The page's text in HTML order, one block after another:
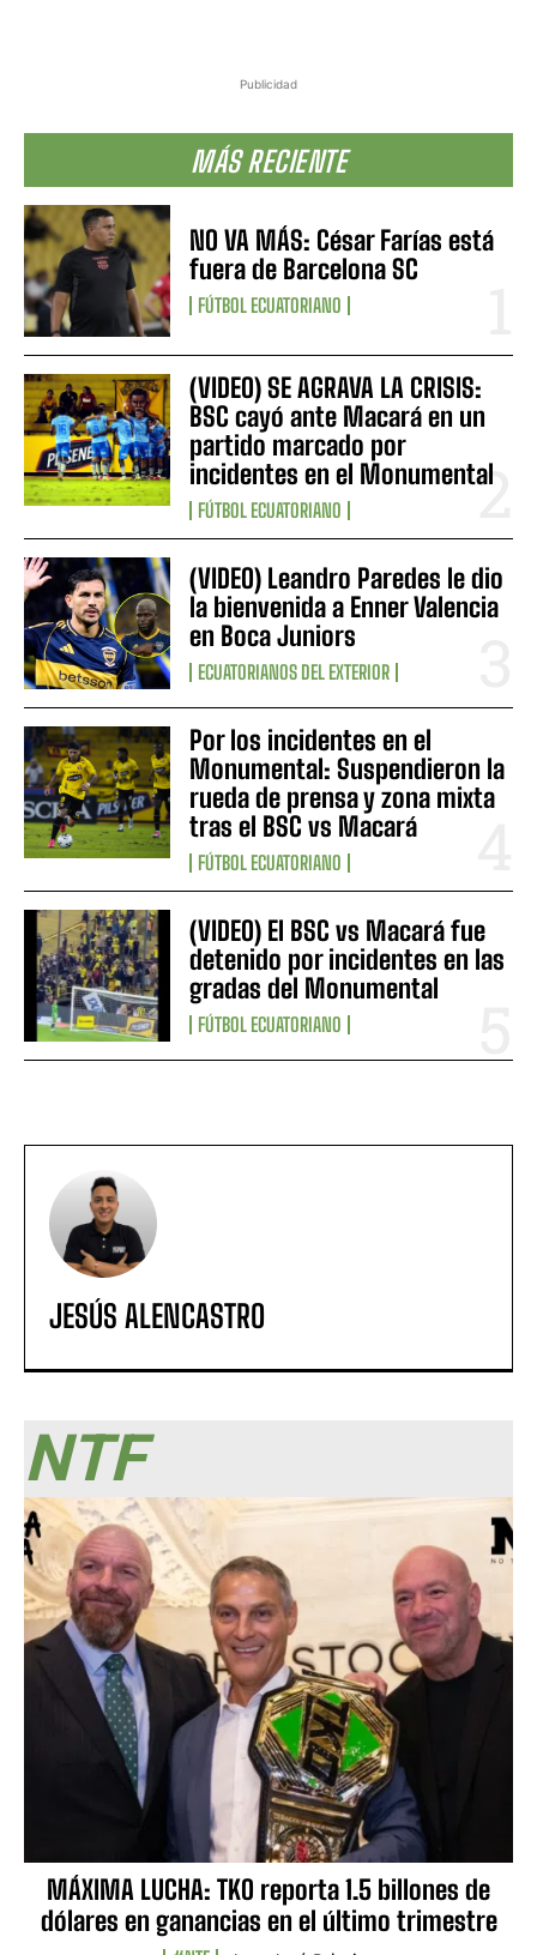
Publicidad
MÁS RECIENTE
NO VA MÁS: César Farías está
fuera de Barcelona SC
FÚTBOL ECUATORIANO
(VIDEO) SE AGRAVA LA CRISIS:
BSC cayó ante Macará en un
partido marcado por
incidentes en el Monumental
FÚTBOL ECUATORIANO
(VIDEO) Leandro Paredes le dio
la bienvenida a Enner Valencia
en Boca Juniors
ECUATORIANOS DEL EXTERIOR
Por los incidentes en el
Monumental: Suspendieron la
rueda de prensa y zona mixta
tras el BSC vs Macará
FÚTBOL ECUATORIANO
(VIDEO) El BSC vs Macará fue
detenido por incidentes en las
gradas del Monumental
FÚTBOL ECUATORIANO
JESÚS ALENCASTRO
NTF
MÁXIMA LUCHA: TKO reporta 1.5 billones de
dólares en ganancias en el último trimestre